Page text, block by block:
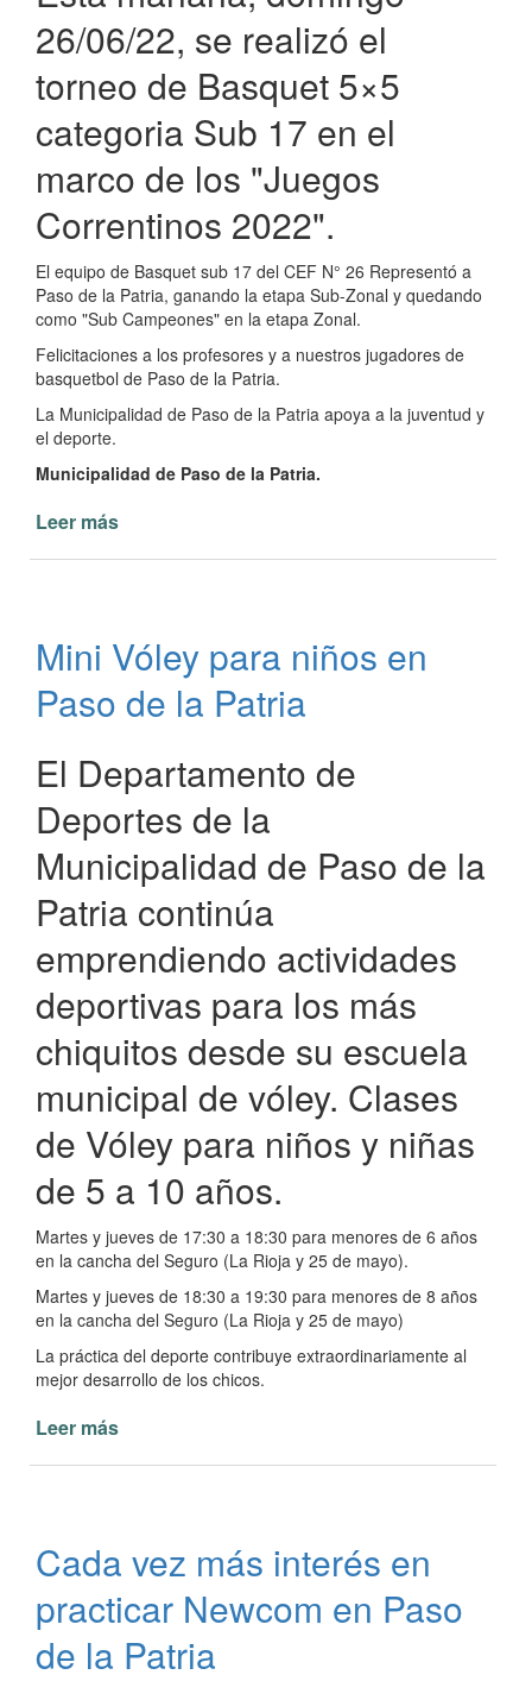
Patria
26/06/22, se realizó el
torneo de Basquet 5×5
categoria Sub 17 en el
marco de los "Juegos
Correntinos 2022".
El equipo de Basquet sub 17 del CEF N° 26 Representó a
Paso de la Patria, ganando la etapa Sub-Zonal y quedando
como "Sub Campeones" en la etapa Zonal.
Felicitaciones a los profesores y a nuestros jugadores de
basquetbol de Paso de la Patria.
La Municipalidad de Paso de la Patria apoya a la juventud y
el deporte.
Municipalidad de Paso de la Patria.
Leer más
Correntinos
2022
Mini Vóley para niños en
Paso de la Patria
El Departamento de
Deportes de la
Municipalidad de Paso de la
Patria continúa
emprendiendo actividades
deportivas para los más
chiquitos desde su escuela
municipal de vóley. Clases
de Vóley para niños y niñas
de 5 a 10 años.
Martes y jueves de 17:30 a 18:30 para menores de 6 años
en la cancha del Seguro (La Rioja y 25 de mayo).
Martes y jueves de 18:30 a 19:30 para menores de 8 años
en la cancha del Seguro (La Rioja y 25 de mayo)
La práctica del deporte contribuye extraordinariamente al
mejor desarrollo de los chicos.
Leer más
en
Paso
de
la
Patria
Cada vez más interés en
practicar Newcom en Paso
de la Patria